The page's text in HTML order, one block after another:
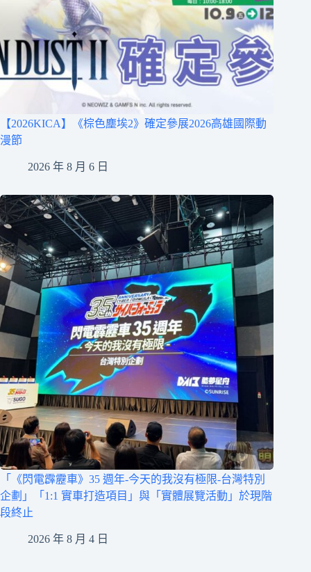
【2026KICA】《棕色塵埃2》確定參展2026高雄國際動
漫節
2026 年 8 月 6 日
「《閃電霹靂車》35 週年-今天的我沒有極限-台灣特別
企劃」「1:1 實車打造項目」與「實體展覽活動」於現階
段終止
2026 年 8 月 4 日